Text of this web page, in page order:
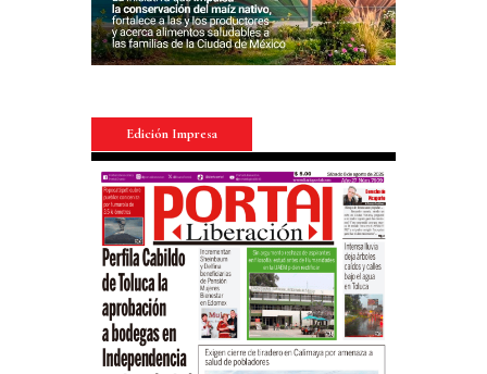
Edición Impresa